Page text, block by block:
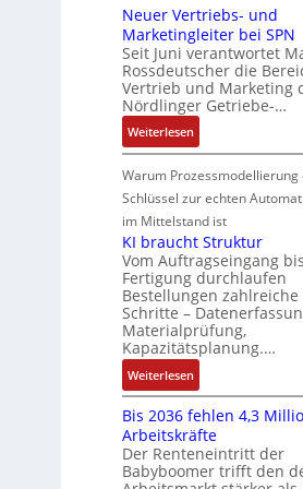
w
i
c
k
u
g
P
o
s
i
t
i
v
e
M
o
e
n
a
u
f
n
a
h
m
e
,
n
d
R
o
b
o
t
k
r
a
t
i
o
n
i
n
F
a
n
u
c
C
N
C
-
y
s
t
e
m
t
e
c
h
n
k
e
s
c
h
ä
f
t
s
f
ü
h
r
e
r
a
s
s
a
u
l
t
S
y
s
t
è
m
e
s
:
Q
2
E
r
g
e
Neuer Vertriebs- und
Marketingleiter bei SPN
Seit Juni verantwortet
Rossdeutscher die
Vertrieb und Marketing
Nördlinger Getriebe-…
Weiterlesen:
N
e
u
r
V
e
r
t
r
i
e
b
s
-
u
n
Warum Prozessmodellierung
Schlüssel zur echten
im Mittelstand ist
KI braucht Struktur
Vom Auftragseingang
Fertigung durchlaufen
Bestellungen zahlreiche
Schritte –
Materialprüfung,
Kapazitätsplanung.…
Weiterlesen:
K
I
b
r
a
Bis 2036 fehlen 4,3
Arbeitskräfte
Der Renteneintritt der
Babyboomer trifft den